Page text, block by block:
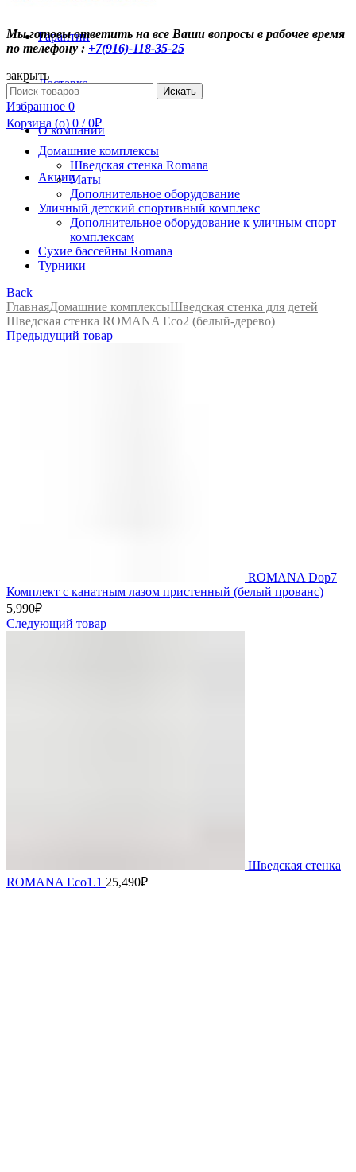
Гарантии
Доставка
О компании
Акции
Мы готовы ответить на все Ваши вопросы в рабочее время
по телефону : +7(916)-118-35-25
закрыть
Search
for:
Искать
Избранное 0
Корзина (o) 0 / 0₽
Домашние комплексы
Шведская стенка Romana
Маты
Дополнительное оборудование
Уличный детский спортивный комплекс
Дополнительное оборудование к уличным спорт
комплексам
Сухие бассейны Romana
Турники
Back
ГлавнаяДомашние комплексыШведская стенка для детей
Шведская стенка ROMANA Eco2 (белый-дерево)
Предыдущий товар
ROMANA Dop7
Комплект с канатным лазом пристенный (белый прованс)
5,990₽
Следующий товар
Шведская стенка
ROMANA Eco1.1 25,490₽